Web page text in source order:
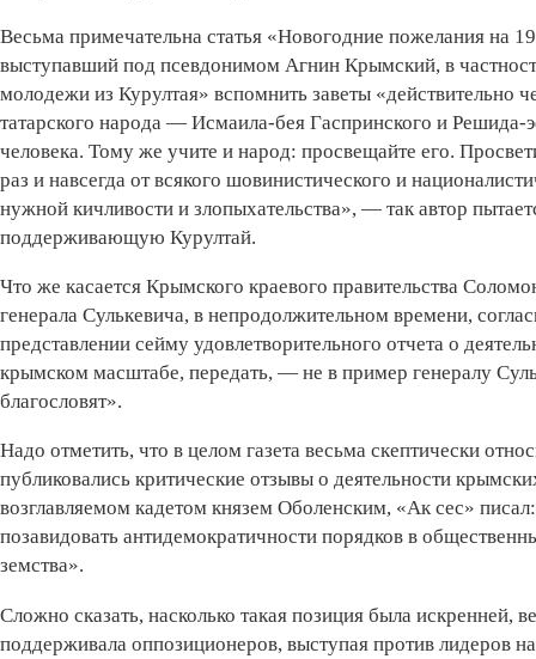
Весьма примечательна статья «Новогодние пожелания на
выступавший под псевдонимом Агнин Крымский, в
молодежи из Курултая» вспомнить заветы «действительно
татарского народа — Исмаила-бея Гаспринского и
человека. Тому же учите и народ: просвещайте его.
раз и навсегда от всякого шовинистического и
нужной кичливости и злопыхательства», — так автор
поддерживающую Курултай.
Что же касается Крымского краевого правительства
генерала Сулькевича, в непродолжительном времени,
представлении сейму удовлетворительного отчета о
крымском масштабе, передать, — не в пример генералу
благословят».
Надо отметить, что в целом газета весьма скептически
публиковались критические отзывы о деятельности
возглавляемом кадетом князем Оболенским, «Ак сес»
позавидовать антидемократичности порядков в
земства».
Сложно сказать, насколько такая позиция была искренней,
поддерживала оппозиционеров, выступая против лидеров